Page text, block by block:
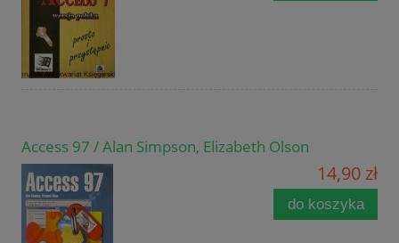
Access 97 / Alan Simpson, Elizabeth Olson
14,90 zł
do koszyka